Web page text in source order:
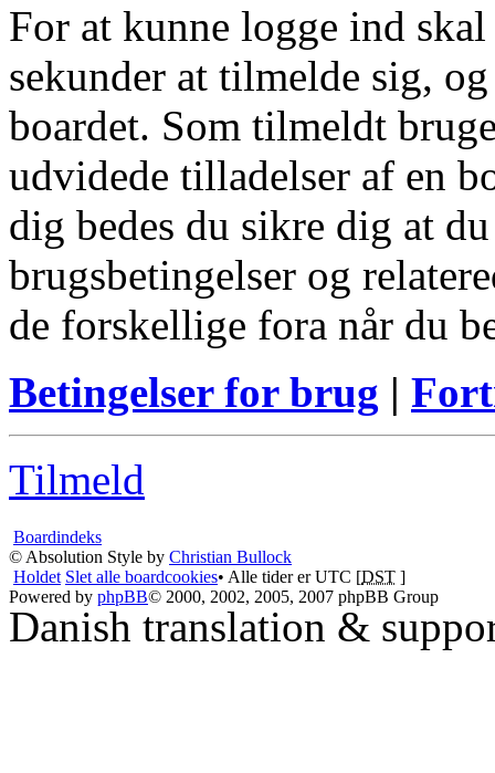
For at kunne logge ind
sekunder at tilmelde sig,
boardet. Som tilmeldt
udvidede tilladelser af en
dig bedes du sikre dig at
brugsbetingelser og
de forskellige fora når du
Betingelser for brug |
Tilmeld
Boardindeks
© Absolution Style by Christian Bullock
Holdet Slet alle boardcookies• Alle tider er UTC [DST ]
Powered by phpBB© 2000, 2002, 2005, 2007 phpBB Group
Danish translation &